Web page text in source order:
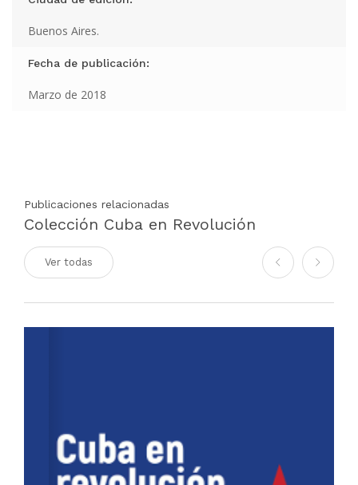
Buenos Aires.
Fecha de publicación:
Marzo de 2018
Publicaciones relacionadas
Colección Cuba en Revolución
Ver todas